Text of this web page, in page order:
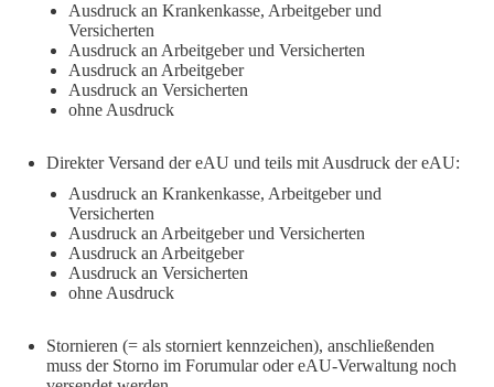
Ausdruck an Krankenkasse, Arbeitgeber und
Versicherten
Ausdruck an Arbeitgeber und Versicherten
Ausdruck an Arbeitgeber
Ausdruck an Versicherten
ohne Ausdruck
Direkter Versand der eAU und teils mit Ausdruck der eAU:
Ausdruck an Krankenkasse, Arbeitgeber und
Versicherten
Ausdruck an Arbeitgeber und Versicherten
Ausdruck an Arbeitgeber
Ausdruck an Versicherten
ohne Ausdruck
Stornieren (= als storniert kennzeichen), anschließenden
muss der Storno im Forumular oder eAU-Verwaltung noch